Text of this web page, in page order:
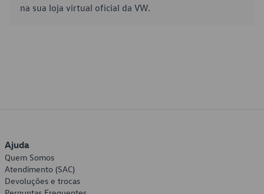
na sua loja virtual oficial da VW.
Ajuda
Quem Somos
Atendimento (SAC)
Devoluções e trocas